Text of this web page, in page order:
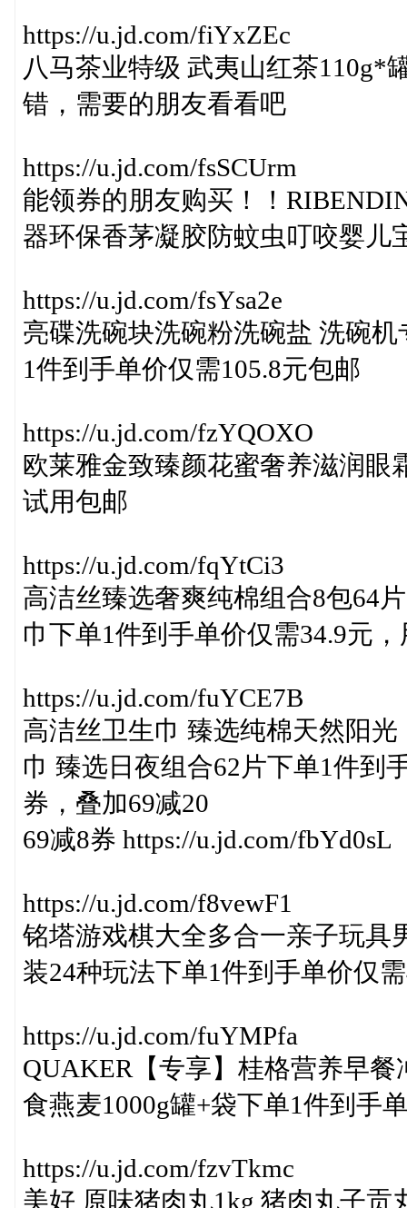
https://u.jd.com/fiYxZEc
八马茶业特级 武夷山红茶110g*
错，需要的朋友看看吧
https://u.jd.com/fsSCUrm
能领券的朋友购买！！
器环保香茅凝胶防蚊虫叮咬婴儿
https://u.jd.com/fsYsa2e
亮碟洗碗块洗碗粉洗碗盐 洗碗
1件到手单价仅需105.8元包邮
https://u.jd.com/fzYQOXO
欧莱雅金致臻颜花蜜奢养滋润眼
试用包邮
https://u.jd.com/fqYtCi3
高洁丝臻选奢爽纯棉组合8包64
巾下单1件到手单价仅需34.9元
https://u.jd.com/fuYCE7B
高洁丝卫生巾 臻选纯棉天然阳
巾 臻选日夜组合62片下单1件到
券，叠加69减20
69减8券 https://u.jd.com/fbYd0sL
https://u.jd.com/f8vewF1
铭塔游戏棋大全多合一亲子玩具
装24种玩法下单1件到手单价仅
https://u.jd.com/fuYMPfa
QUAKER【专享】桂格营养早
食燕麦1000g罐+袋下单1件到手
https://u.jd.com/fzvTkmc
美好 原味猪肉丸1kg 猪肉丸子